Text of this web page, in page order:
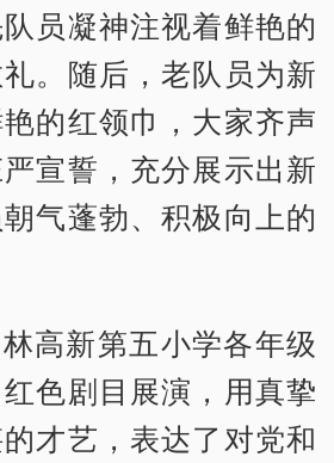
员凝神注视着鲜艳的
。随后，老队员为新
的红领巾，大家齐声
宣誓，充分展示出新
气蓬勃、积极向上的
高新第五小学各年级
色剧目展演，用真挚
才艺，表达了对党和